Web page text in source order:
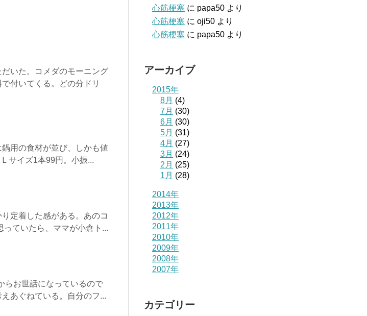
いた。コメダのモーニング
付いてくる。どの分ドリ
用の食材が並び、しかも値
サイズ1本99円。小振...
定着した感がある。あのコ
っていたら、ママが小倉ト...
らお世話になっているので
あぐねている。自分のフ...
心筋梗塞 に papa50 より
心筋梗塞 に oji50 より
心筋梗塞 に papa50 より
アーカイブ
2015年
8月 (4)
7月 (30)
6月 (30)
5月 (31)
4月 (27)
3月 (24)
2月 (25)
1月 (28)
2014年
2013年
2012年
2011年
2010年
2009年
2008年
2007年
カテゴリー